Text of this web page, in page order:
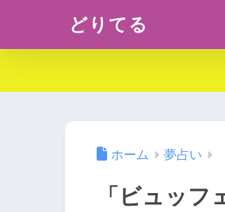
どりてる
ホーム 夢占い
「ビュッ